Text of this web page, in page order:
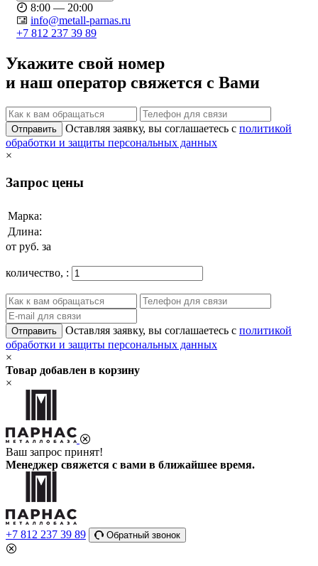
8:00 — 20:00
info@metall-parnas.ru
+7 812 237 39 89
Укажите свой номер
и наш оператор свяжется с Вами
Отправить Оставляя заявку, вы соглашаетесь с политикой
обработки и защиты персональных данных
×
Запрос цены
Марка:
Длина:
от руб. за
количество, :
Отправить Оставляя заявку, вы соглашаетесь с политикой
обработки и защиты персональных данных
×
Товар добавлен в корзину
×
Ваш запрос принят!
Менеджер свяжется с вами в ближайшее время.
+7 812 237 39 89 Обратный звонок